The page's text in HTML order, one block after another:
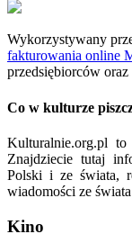
Wykorzystywany
fakturowania online
przedsiębiorców
Co w kulturze
Kulturalnie.org.pl
Znajdziecie tutaj
Polski i ze świata,
wiadomości ze
Kino